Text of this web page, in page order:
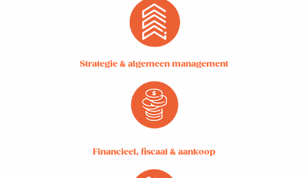
Strategie & algemeen management
Financieel, fiscaal & aankoop